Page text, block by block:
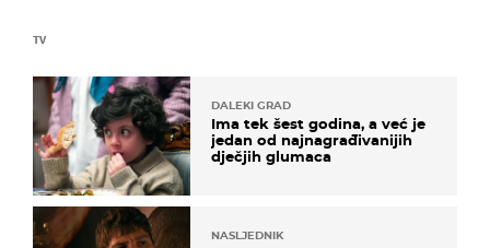
TV
DALEKI GRAD
Ima tek šest godina, a već je
jedan od najnagrađivanijih
dječjih glumaca
NASLJEDNIK